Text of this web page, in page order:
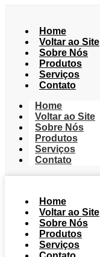
Home
Voltar ao Site
Sobre Nós
Produtos
Serviços
Contato
Home
Voltar ao Site
Sobre Nós
Produtos
Serviços
Contato
Home
Voltar ao Site
Sobre Nós
Produtos
Serviços